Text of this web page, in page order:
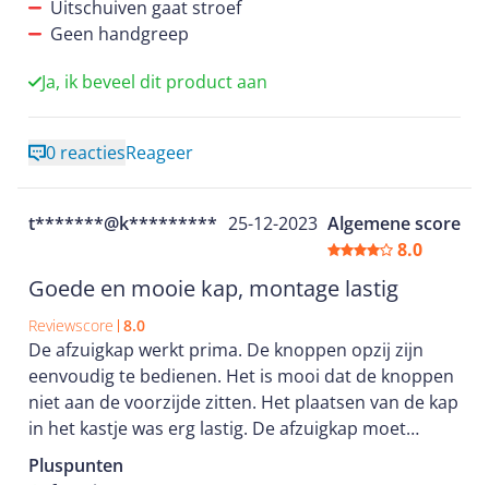
Uitschuiven gaat stroef
Geen handgreep
Ja, ik beveel dit product aan
0 reactiesReageer
t*******@k********* 25-12-2023 Algemene score
8.0
Goede en mooie kap, montage lastig
Reviewscore 8.0
De afzuigkap werkt prima. De knoppen opzij zijn
eenvoudig te bedienen. Het is mooi dat de knoppen
niet aan de voorzijde zitten. Het plaatsen van de kap
in het kastje was erg lastig. De afzuigkap moet
volgens de beschrijving van bovenaf aan een plank
Pluspunten